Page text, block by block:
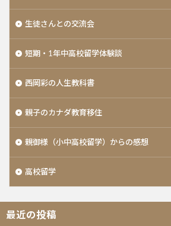
生徒さんとの交流会
短期・1年中高校留学体験談
西岡彩の人生教科書
親子のカナダ教育移住
親御様（小中高校留学）からの感想
高校留学
最近の投稿